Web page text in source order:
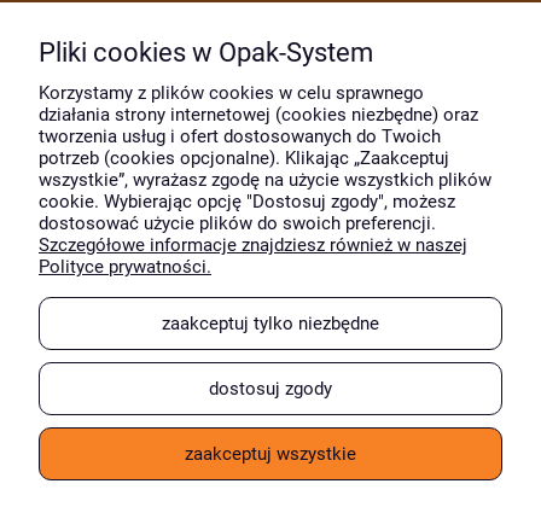
Moje konto
O firmie
Wyróżnili nas
Pliki cookies w Opak-System
Korzystamy z plików cookies w celu sprawnego
działania strony internetowej (cookies niezbędne) oraz
tworzenia usług i ofert dostosowanych do Twoich
potrzeb (cookies opcjonalne). Klikając „Zaakceptuj
wszystkie”, wyrażasz zgodę na użycie wszystkich plików
cookie. Wybierając opcję "Dostosuj zgody", możesz
dostosować użycie plików do swoich preferencji.
Szczegółowe informacje znajdziesz również w naszej
Polityce prywatności.
zaakceptuj tylko niezbędne
dostosuj zgody
zaakceptuj wszystkie